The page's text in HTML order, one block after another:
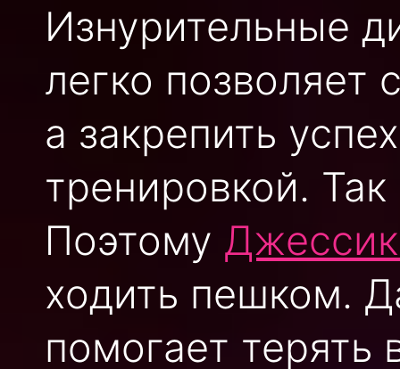
Изнурительные
легко позволяет
а закрепить
тренировкой.
Поэтому
ходить пешком.
помогает терять